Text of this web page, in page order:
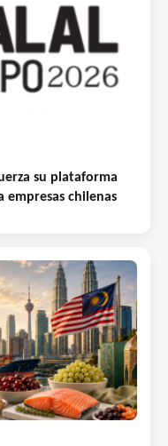
su plataforma
empresas chilenas